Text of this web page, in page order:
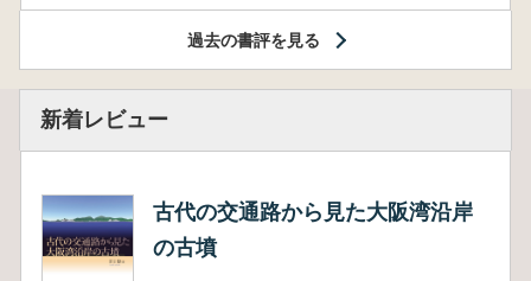
過去の書評を見る
新着レビュー
古代の交通路から見た大阪湾沿岸
の古墳